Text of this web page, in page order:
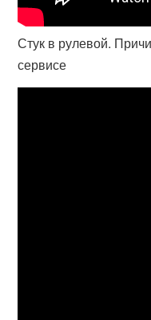
Стук в рулевой.
сервисе